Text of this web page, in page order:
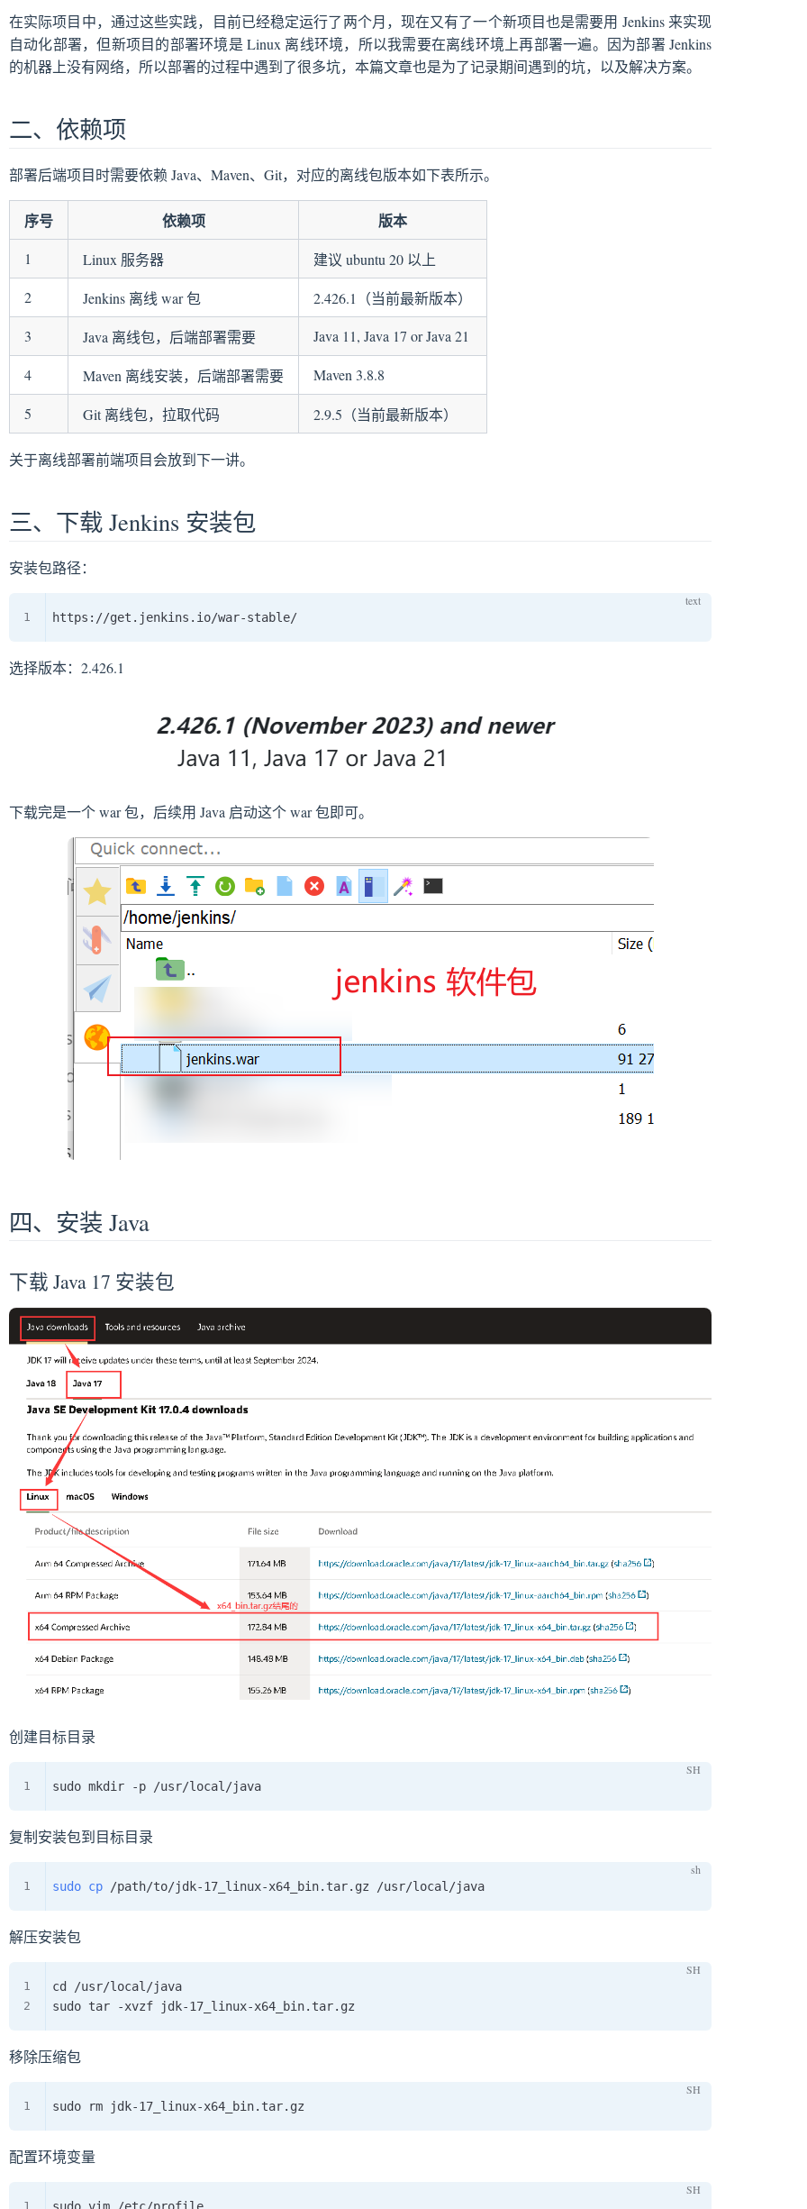
时区问题相差 8 小时
在实际项目中，通过这些实践，目前已经稳定运行了两个月，现在又有了一个新项目也是需要用 Jenkins 来实现
自动化部署，但新项目的部署环境是 Linux 离线环境，所以我需要在离线环境上再部署一遍。因为部署 Jenkins
的机器上没有网络，所以部署的过程中遇到了很多坑，本篇文章也是为了记录期间遇到的坑，以及解决方案。
二、依赖项
部署后端项目时需要依赖 Java、Maven、Git，对应的离线包版本如下表所示。
序号 依赖项 版本
1 Linux 服务器
建议 ubuntu 20 以上
2
Jenkins 离线 war 包
2.426.1（当前最新版本）
3
Java 离线包，后端部署需要 Java 11, Java 17 or Java 21
4 Maven 离线安装，后端部署需要 Maven 3.8.8
5 Git 离线包，拉取代码 2.9.5（当前最新版本）
关于离线部署前端项目会放到下一讲。
三、下载 Jenkins 安装包
安装包路径：
选择版本：2.426.1
下载完是一个 war 包，后续用 Java 启动这个 war 包即可。
四、安装 Java
下载 Java 17 安装包
创建目标目录
复制安装包到目标目录
sudo cp
解压安装包
cd /usr/local/java
移除压缩包
配置环境变量